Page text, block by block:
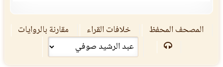
المصحف المحفظ خلافات القراء مقارنة بالروايات